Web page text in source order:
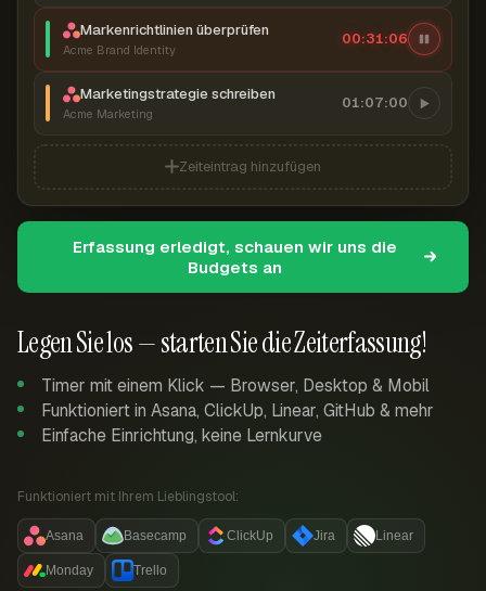
Legen Sie los — starten Sie die Zeiterfassung!
Timer mit einem Klick — Browser, Desktop & Mobil
Funktioniert in Asana, ClickUp, Linear, GitHub & mehr
Einfache Einrichtung, keine Lernkurve
Funktioniert mit Ihrem Lieblingstool:
Asana Basecamp ClickUp Jira Linear
Monday Trello
Markenrichtlinien überprüfen
Acme Brand Identity
00:31:06
Marketingstrategie schreiben
Acme Marketing
01:07:00
Zeiteintrag hinzufügen
Erfassung erledigt, schauen wir uns die
Budgets an